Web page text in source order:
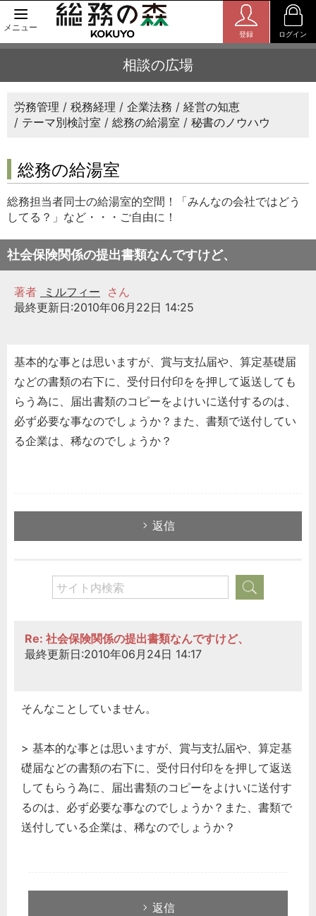
メニュー
登録 ログイン
相談の広場
労務管理 税務経理 企業法務
経営の知恵
テーマ別検討室
総務の給湯室 秘書のノウハウ
総務の給湯室
総務担当者同士の給湯室的空間！「みんなの会社ではどう
してる？」など・・・ご自由に！
社会保険関係の提出書類なんですけど、
著者 ミルフィー
さん
最終更新日:2010年06月22日 14:25
基本的な事とは思いますが、賞与支払届や、算定基礎届
などの書類の右下に、受付日付印をを押して返送しても
らう為に、届出書類のコピーをよけいに送付するのは、
必ず必要な事なのでしょうか？また、書類で送付してい
る企業は、稀なのでしょうか？
返信
Re: 社会保険関係の提出書類なんですけど、
最終更新日:2010年06月24日 14:17
そんなことしていません。
> 基本的な事とは思いますが、賞与支払届や、算定基
礎届などの書類の右下に、受付日付印をを押して返送
してもらう為に、届出書類のコピーをよけいに送付す
るのは、必ず必要な事なのでしょうか？また、書類で
送付している企業は、稀なのでしょうか？
返信